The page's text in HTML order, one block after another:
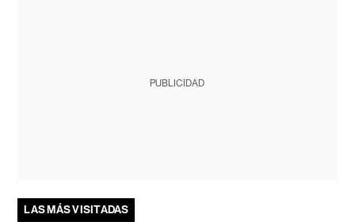
PUBLICIDAD
LAS MÁS VISITADAS